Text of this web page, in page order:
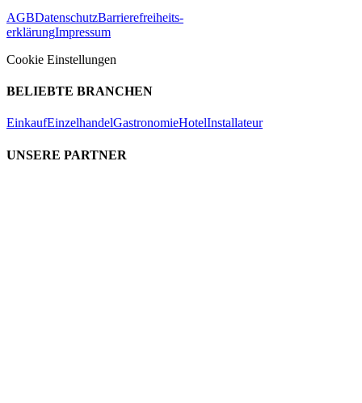
AGBDatenschutzBarrierefreiheits-
erklärungImpressum
Cookie Einstellungen
BELIEBTE BRANCHEN
EinkaufEinzelhandelGastronomieHotelInstallateur
UNSERE PARTNER